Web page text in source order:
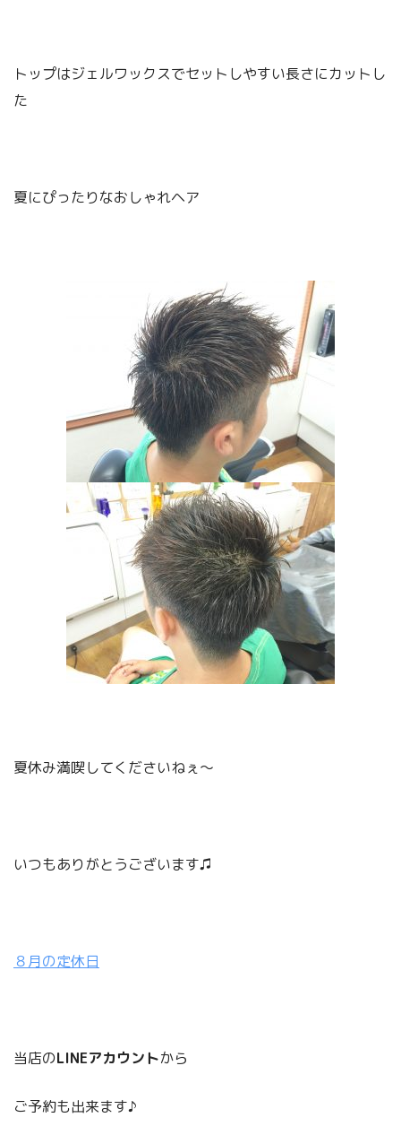
トップはジェルワックスでセットしやすい長さにカットし
た
夏にぴったりなおしゃれヘア
夏休み満喫してくださいねぇ〜
いつもありがとうございます♫
８月の定休日
当店のLINEアカウントから
ご予約も出来ます♪